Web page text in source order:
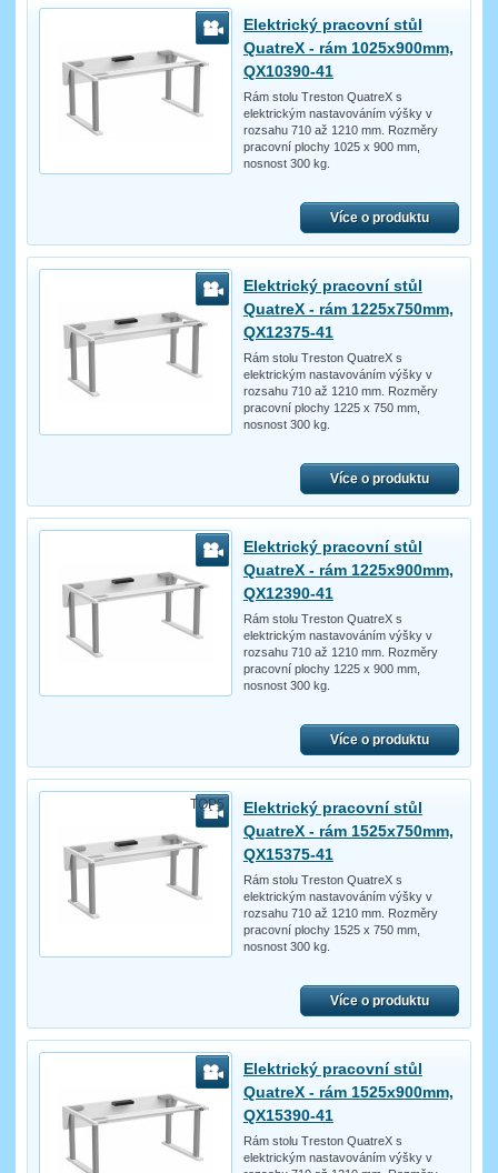
Elektrický pracovní stůl
QuatreX - rám 1025x900mm,
QX10390-41
Rám stolu Treston QuatreX s
elektrickým nastavováním výšky v
rozsahu 710 až 1210 mm. Rozměry
pracovní plochy 1025 x 900 mm,
nosnost 300 kg.
Více o produktu
Elektrický pracovní stůl
QuatreX - rám 1225x750mm,
QX12375-41
Rám stolu Treston QuatreX s
elektrickým nastavováním výšky v
rozsahu 710 až 1210 mm. Rozměry
pracovní plochy 1225 x 750 mm,
nosnost 300 kg.
Více o produktu
Elektrický pracovní stůl
QuatreX - rám 1225x900mm,
QX12390-41
Rám stolu Treston QuatreX s
elektrickým nastavováním výšky v
rozsahu 710 až 1210 mm. Rozměry
pracovní plochy 1225 x 900 mm,
nosnost 300 kg.
Více o produktu
TOP5
Elektrický pracovní stůl
QuatreX - rám 1525x750mm,
QX15375-41
Rám stolu Treston QuatreX s
elektrickým nastavováním výšky v
rozsahu 710 až 1210 mm. Rozměry
pracovní plochy 1525 x 750 mm,
nosnost 300 kg.
Více o produktu
Elektrický pracovní stůl
QuatreX - rám 1525x900mm,
QX15390-41
Rám stolu Treston QuatreX s
elektrickým nastavováním výšky v